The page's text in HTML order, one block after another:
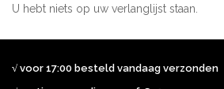
U hebt niets op uw verlanglijst staan.
√ voor 17:00 besteld vandaag verzonden